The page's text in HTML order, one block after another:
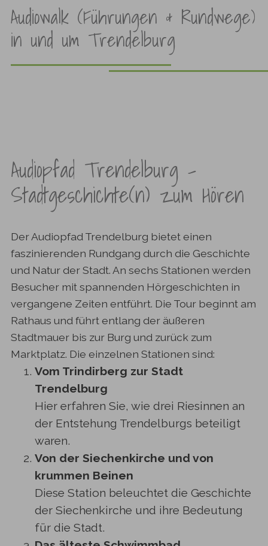
Audiowalk (Führungen & Rundwege)
in und um Trendelburg
Audiopfad Trendelburg –
Stadtgeschichte(n) zum Hören
Der Audiopfad Trendelburg bietet einen
faszinierenden Rundgang durch die Geschichte
und Natur der Stadt. An sechs Stationen werden
Besucher mit spannenden Hörgeschichten in
vergangene Zeiten entführt. Die Tour beginnt am
Rathaus und führt entlang der äußeren
Stadtmauer bis zur Burg und zurück zum
Marktplatz. Die einzelnen Stationen sind:
Vom Trindirberg zur Stadt
Trendelburg
Hier erfahren Sie, wie drei Riesinnen an
der Entstehung Trendelburgs beteiligt
waren.
Von der Siechenkirche und von
krummen Beinen
Diese Station beleuchtet die Geschichte
der Siechenkirche und ihre Bedeutung
für die Stadt.